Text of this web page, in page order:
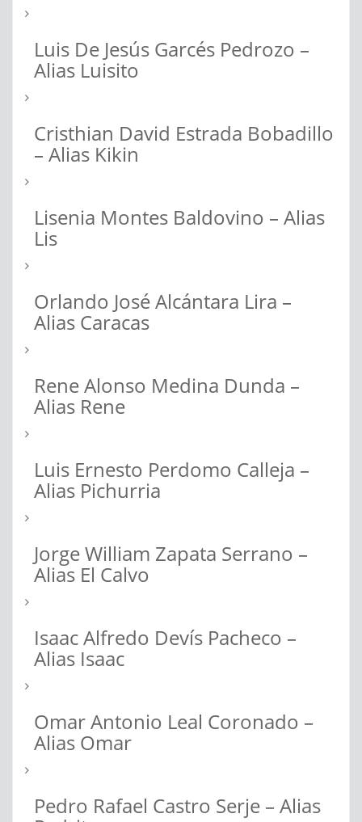
Luis De Jesús Garcés Pedrozo –
Alias Luisito
Cristhian David Estrada Bobadillo
– Alias Kikin
Lisenia Montes Baldovino – Alias
Lis
Orlando José Alcántara Lira –
Alias Caracas
Rene Alonso Medina Dunda –
Alias Rene
Luis Ernesto Perdomo Calleja –
Alias Pichurria
Jorge William Zapata Serrano –
Alias El Calvo
Isaac Alfredo Devís Pacheco –
Alias Isaac
Omar Antonio Leal Coronado –
Alias Omar
Pedro Rafael Castro Serje – Alias